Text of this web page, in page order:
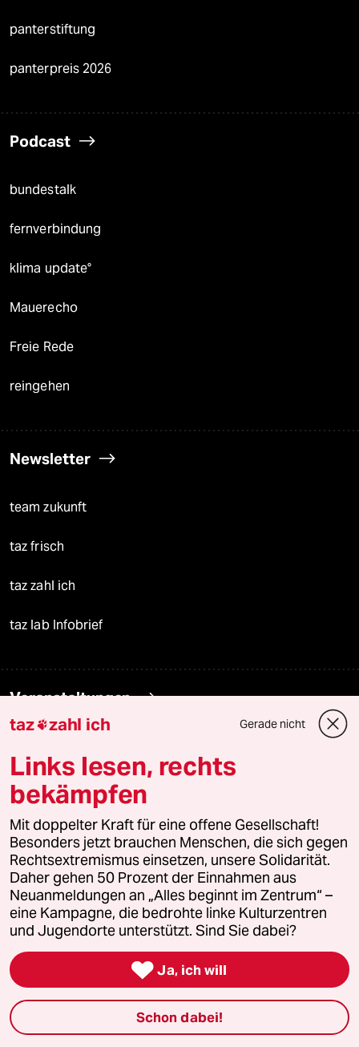
panterstiftung
panterpreis 2026
Podcast
bundestalk
fernverbindung
klima update°
Mauerecho
Freie Rede
reingehen
Newsletter
team zukunft
taz frisch
taz zahl ich
taz lab Infobrief
Veranstaltungen
Vor Ort
Live im Stream
Vergangene
taz lab 2027
Mehr taz Lesestoff
taz Blogs
taz zahl ich Gerade nicht
Links lesen, rechts
bekämpfen
Mit doppelter Kraft für eine offene Gesellschaft!
Besonders jetzt brauchen Menschen, die sich gegen
Rechtsextremismus einsetzen, unsere Solidarität.
Daher gehen 50 Prozent der Einnahmen aus
Neuanmeldungen an „Alles beginnt im Zentrum“ –
eine Kampagne, die bedrohte linke Kulturzentren
und Jugendorte unterstützt. Sind Sie dabei?
 Ja, ich will
Schon dabei!